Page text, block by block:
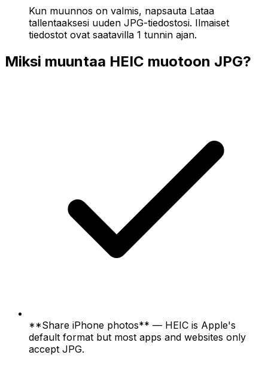
Kun muunnos on valmis, napsauta Lataa
tallentaaksesi uuden JPG-tiedostosi. Ilmaiset
tiedostot ovat saatavilla 1 tunnin ajan.
Miksi muuntaa HEIC muotoon JPG?
**Share iPhone photos** — HEIC is Apple's
default format but most apps and websites only
accept JPG.